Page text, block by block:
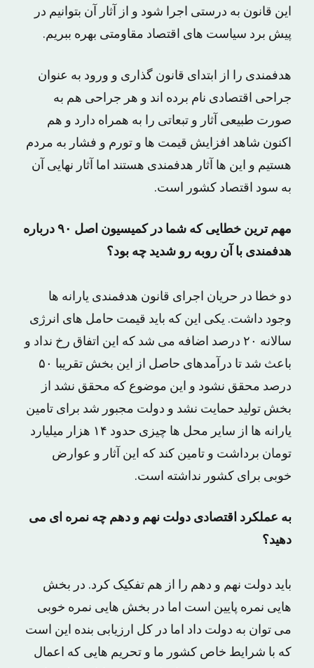
این قانون به درستی اجرا شود و از آثار آن بتوانیم در
پیش برد سیاست های اقتصاد مقاومتی بهره ببریم.
هدفمندی را از ابتدای قانون گذاری و ورود به عنوان
جراحی اقتصادی نام برده اند و هر جراحی هم به
صورت طبیعی آثار و تبعاتی را به همراه دارد و هم
اکنون شاهد افزایش قیمت ها و تورم و فشار به مردم
هستیم و این ها آثار هدفمندی هستند اما آثار نهایی آن
به سود اقتصاد کشور است.
مهم ترین خطایی که شما در کمیسیون اصل ۹۰ درباره
هدفمندی با آن روبه رو شدید چه بود؟
دو خطا در حریان اجرای قانون هدفمندی یارانه ها
وجود داشت. یکی این که باید قیمت حامل های انرژی
سالانه ۲۰ درصد اضافه می شد که این اتفاق رخ نداد و
باعث شد تا درآمدهای حاصل از این بخش تقریبا ۵۰
درصد محقق نشود و این موضوع که محقق نشد از
بخش تولید حمایت نشد و دولت مجبور شد برای تامین
یارانه ها از سایر محل ها چیزی حدود ۱۴ هزار میلیارد
تومان برداشت و تامین کند که این آثار و عوارض
خوبی برای کشور نداشته است.
به عملکرد اقتصادی دولت نهم و دهم چه نمره ای می
دهید؟
باید دولت نهم و دهم را از هم تفکیک کرد. در بخش
هایی نمره پایین است اما در بخش هایی نمره خوبی
می توان به دولت داد اما در کل ارزیابی بنده این است
که با شرایط خاص کشور ما و تحریم هایی که اعمال